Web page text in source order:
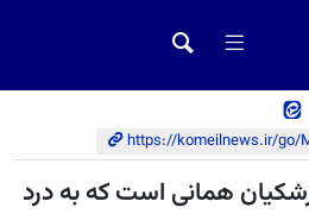
https://komeilnews.ir/go/
همانی است که به درد